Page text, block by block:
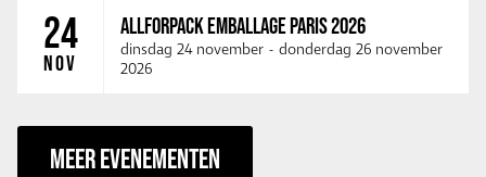
24
NOV
ALLFORPACK EMBALLAGE PARIS 2026
dinsdag 24 november - donderdag 26 november
2026
MEER EVENEMENTEN